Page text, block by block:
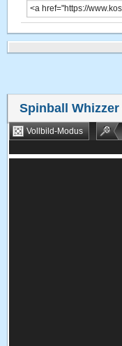
Spinball Whizzer
Vollbild-Modus